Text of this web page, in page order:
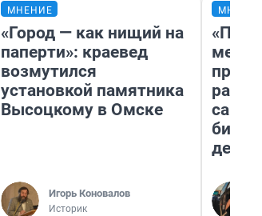
МНЕНИЕ
«Город — как нищий на
паперти»: краевед
возмутился
установкой памятника
Высоцкому в Омске
Игорь Коновалов
Историк